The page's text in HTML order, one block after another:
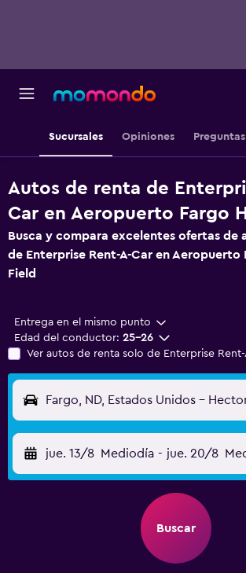
Sucursales Opiniones
Autos de renta de
Car en Aeropuerto Fargo
Busca y compara excelentes ofertas de
de Enterprise Rent-A-Car en Aeropuerto
Field
Entrega en el mismo punto
Edad del conductor: 25-26
Ver autos de renta solo de Enterprise Rent-
Fargo, ND, Estados Unidos -
jue. 13/8 Mediodía - jue. 20/8
Buscar